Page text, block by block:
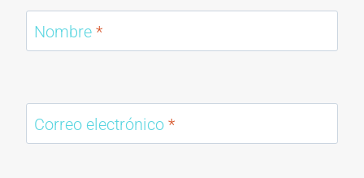
Nombre *
Correo electrónico *